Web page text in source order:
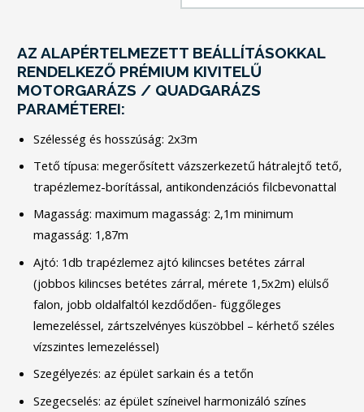
AZ ALAPÉRTELMEZETT BEÁLLÍTÁSOKKAL
RENDELKEZŐ PRÉMIUM KIVITELŰ
MOTORGARÁZS / QUADGARÁZS
PARAMÉTEREI:
Szélesség és hosszúság: 2x3m
Tető típusa: megerősített vázszerkezetű hátralejtő tető,
trapézlemez-borítással, antikondenzációs filcbevonattal
Magasság: maximum magasság: 2,1m minimum
magasság: 1,87m
Ajtó: 1db trapézlemez ajtó kilincses betétes zárral
(jobbos kilincses betétes zárral, mérete 1,5x2m) elülső
falon, jobb oldalfaltól kezdődően- függőleges
lemezeléssel, zártszelvényes küszöbbel – kérhető széles
vízszintes lemezeléssel)
Szegélyezés: az épület sarkain és a tetőn
Szegecselés: az épület színeivel harmonizáló színes